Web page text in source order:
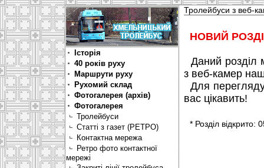
Історія
40 років руху
Маршрути руху
Рухомий склад
Фотогалерея (архів)
Фотогалерея
Тролейбуси
Статті з газет (РЕТРО)
Контактна мережа
Ретро фото контактної
мережі
Тролейбуси з веб-
НОВИЙ
Даний розділ
з веб-камер
Для
вас цікавить!
* Розділ відкрито: